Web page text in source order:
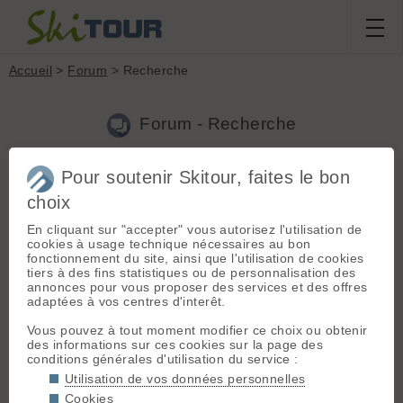
Accueil > Forum > Recherche
Forum - Recherche
Nouveau sujet|Voir tous les sujets
150 résultats
Bienvenu(e) sur votre nouvelle version de skitour !
(Laurène le 11.04.2021 à 19:00)
Dimitri - Le 10/04/2021 23:13 Peut-être serait-il intéressant
d'avoir accès à ces liens d'informations nivo-météo sans
obligatoirement devoir se connecter à un profil? Jeroen - Le
10/04/2021 23:18 Je vais reflechir à ça, mais l...
[bugs] Nouvelle version(Laurène le 11.04.2021 à 18:42)
Bonjour, Je n'étais initialement pas connectée à mon compte et
j'ai demandé la réinitialisation de mon mot de passe. Le lien
Pour soutenir Skitour, faites le bon
choix
En cliquant sur "accepter" vous autorisez l'utilisation de
cookies à usage technique nécessaires au bon
fonctionnement du site, ainsi que l'utilisation de cookies
tiers à des fins statistiques ou de personnalisation des
annonces pour vous proposer des services et des offres
adaptées à vos centres d'interêt.
Vous pouvez à tout moment modifier ce choix ou obtenir
des informations sur ces cookies sur la page des
conditions générales d'utilisation du service :
Utilisation de vos données personnelles
Cookies